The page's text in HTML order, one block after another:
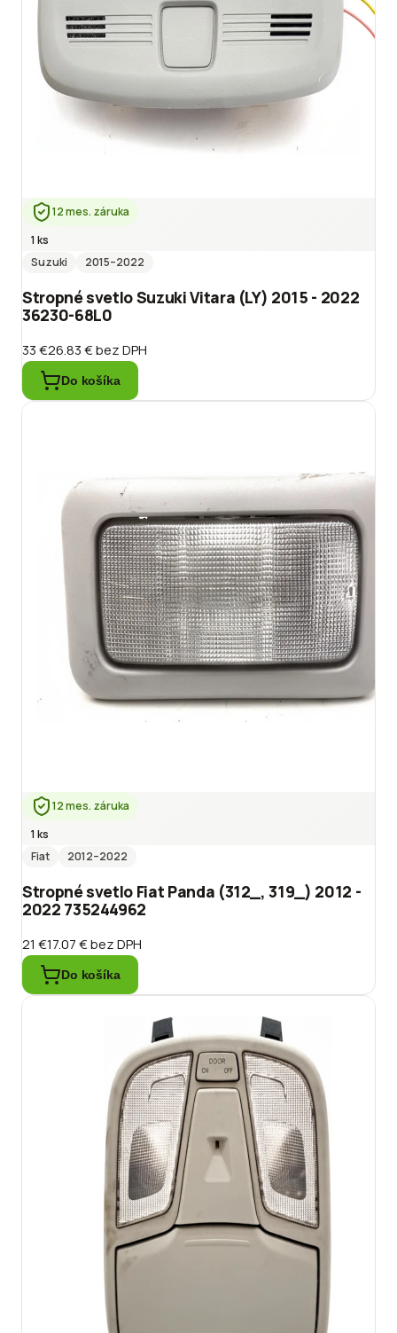
12 mes. záruka
1 ks
Suzuki
2015–2022
Stropné svetlo Suzuki Vitara (LY) 2015 - 2022
36230-68L0
33 €26.83 €bez DPH
Do košíka
12 mes. záruka
1 ks
Fiat
2012–2022
Stropné svetlo Fiat Panda (312_, 319_) 2012 -
2022 735244962
21 €17.07 €bez DPH
Do košíka